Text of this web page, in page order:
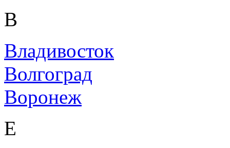
В
Владивосток
Волгоград
Воронеж
Е